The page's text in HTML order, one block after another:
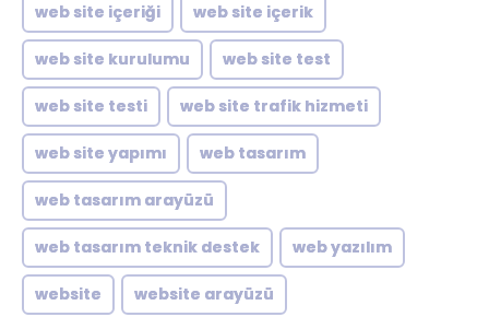
web site içeriği web site içerik
web site kurulumu web site test
web site testi web site trafik hizmeti
web site yapımı web tasarım
web tasarım arayüzü
web tasarım teknik destek web yazılım
website website arayüzü